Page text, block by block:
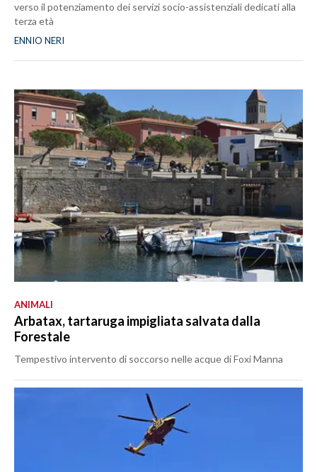
verso il potenziamento dei servizi socio-assistenziali dedicati alla
terza età
ENNIO NERI
ANIMALI
Arbatax, tartaruga impigliata salvata dalla
Forestale
Tempestivo intervento di soccorso nelle acque di Foxi Manna